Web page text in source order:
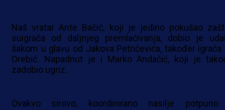
Naš vratar Ante Bačić, koji je jedino pokušao
suigrača od daljnjeg premlaćivanja, dobio je
šakom u glavu od Jakova Petričevića, također igrača
Orebić. Napadnut je i Marko Andačić, koji je
zadobio ugriz.
Ovakvo sirovo, koordinirano nasilje